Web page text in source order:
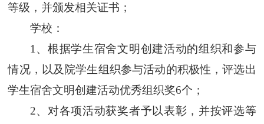
等级， 并颁发相关证书 ；
学校：
1 、根据学生宿舍文明创建活动的组织和参与
情况，以及院学生组织参与活动的积极性，评选出
学生宿舍文明创建活动优秀组织奖6个；
2、 对各项活动获奖者予以表彰，并按评选等